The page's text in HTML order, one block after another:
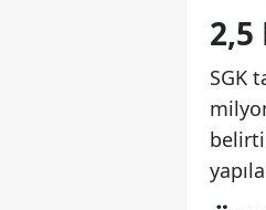
2,5
SGK